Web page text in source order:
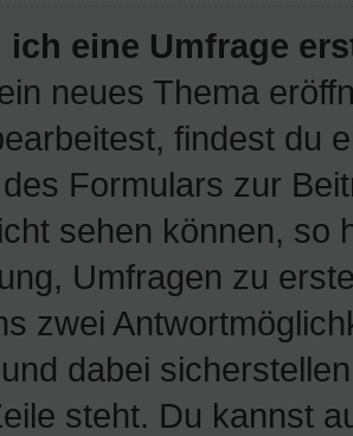
ich eine Umfrage
neues Thema
findest du
Formulars zur
sehen können, so
Umfragen zu
zwei
dabei
steht. Du kannst